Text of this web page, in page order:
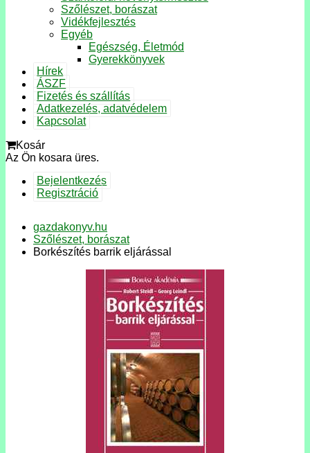
Szőlészet, borászat
Vidékfejlesztés
Egyéb
Egészség, Életmód
Gyerekkönyvek
Hírek
ÁSZF
Fizetés és szállítás
Adatkezelés, adatvédelem
Kapcsolat
Kosár
Az Ön kosara üres.
Bejelentkezés
Regisztráció
gazdakonyv.hu
Szőlészet, borászat
Borkészítés barrik eljárással